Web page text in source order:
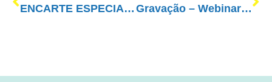
ENCARTE ESPECIAL – Agosto/2024 Gravação – Webinar: Vida Plena com Amor-Exigente